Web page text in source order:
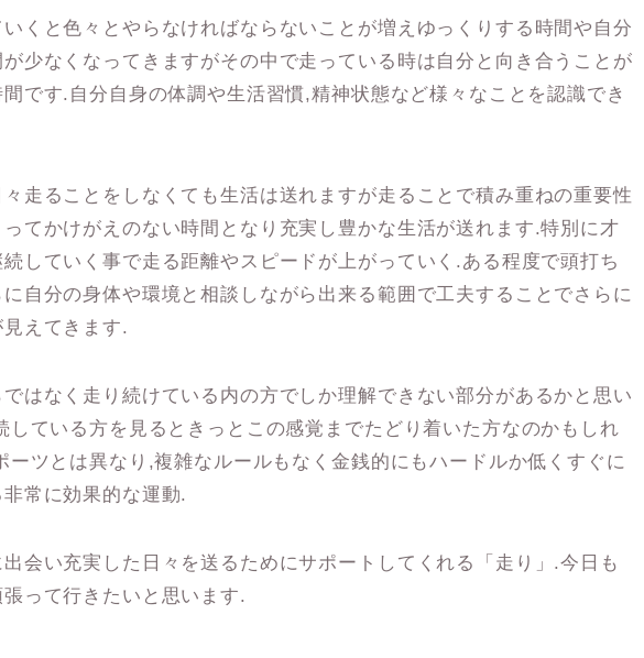
くと色々とやらなければならないことが増えゆっくりする時間や自分
が少なくなってきますがその中で走っている時は自分と向き合うことが
です.自分自身の体調や生活習慣,精神状態など様々なことを認識でき
走ることをしなくても生活は送れますが走ることで積み重ねの重要性
てかけがえのない時間となり充実し豊かな生活が送れます.特別に才
していく事で走る距離やスピードが上がっていく.ある程度で頭打ち
自分の身体や環境と相談しながら出来る範囲で工夫することでさらに
えてきます.
はなく走り続けている内の方でしか理解できない部分があるかと思い
している方を見るときっとこの感覚までたどり着いた方なのかもしれ
ーツとは異なり,複雑なルールもなく金銭的にもハードルか低くすぐに
常に効果的な運動.
会い充実した日々を送るためにサポートしてくれる「走り」.今日も
って行きたいと思います.